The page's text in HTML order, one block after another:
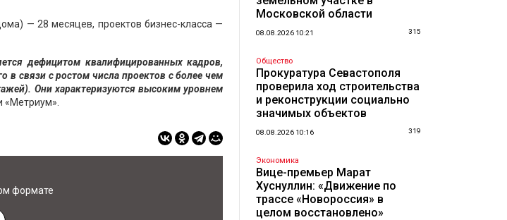
— 28 месяцев, проектов бизнес-класса —
дефицитом квалифицированных кадров,
в связи с ростом числа проектов с более чем
Они характеризуются высоким уровнем
формате
Московской области
08.08.2026 10:21 315
Общество
Прокуратура Севастополя
проверила ход строительства
и реконструкции социально
значимых объектов
08.08.2026 10:16 319
Экономика
Вице-премьер Марат
Хуснуллин: «Движение по
трассе «Новороссия» в
целом восстановлено»